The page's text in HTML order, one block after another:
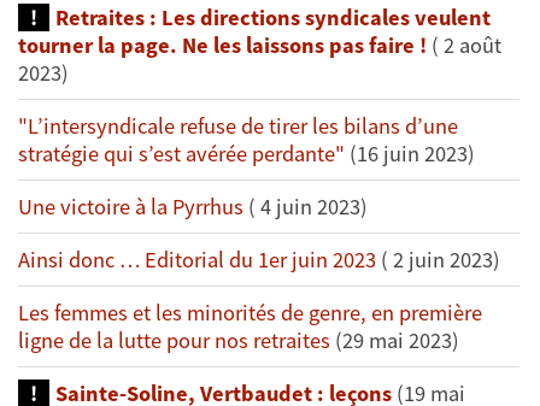
Retraites : Les directions syndicales veulent
tourner la page. Ne les laissons pas faire ! ( 2 août
2023)
"L’intersyndicale refuse de tirer les bilans d’une
stratégie qui s’est avérée perdante" (16 juin 2023)
Une victoire à la Pyrrhus ( 4 juin 2023)
Ainsi donc … Editorial du 1er juin 2023 ( 2 juin 2023)
Les femmes et les minorités de genre, en première
ligne de la lutte pour nos retraites (29 mai 2023)
Sainte-Soline, Vertbaudet : leçons (19 mai